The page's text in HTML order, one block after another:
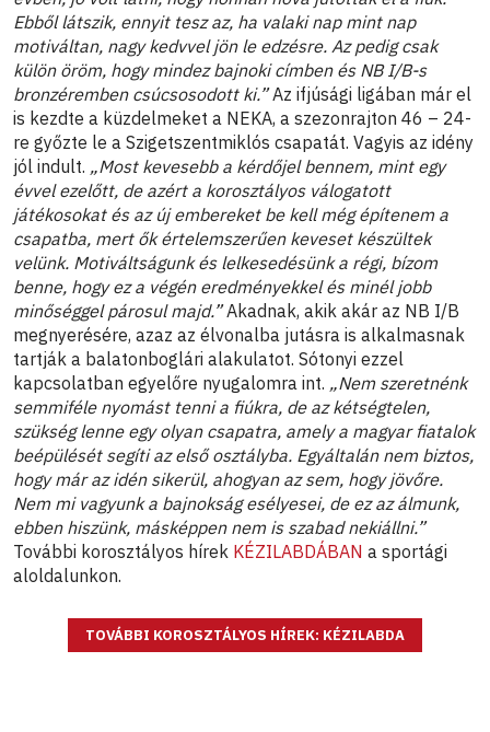
Ebből látszik, ennyit tesz az, ha valaki nap mint nap
motiváltan, nagy kedvvel jön le edzésre. Az pedig csak
külön öröm, hogy mindez bajnoki címben és NB I/B-s
bronzéremben csúcsosodott ki.”Az ifjúsági ligában már el
is kezdte a küzdelmeket a NEKA, a szezonrajton 46 – 24-
re győzte le a Szigetszentmiklós csapatát. Vagyis az idény
jól indult. „Most kevesebb a kérdőjel bennem, mint egy
évvel ezelőtt, de azért a korosztályos válogatott
játékosokat és az új embereket be kell még építenem a
csapatba, mert ők értelemszerűen keveset készültek
velünk. Motiváltságunk és lelkesedésünk a régi, bízom
benne, hogy ez a végén eredményekkel és minél jobb
minőséggel párosul majd.”Akadnak, akik akár az NB I/B
megnyerésére, azaz az élvonalba jutásra is alkalmasnak
tartják a balatonboglári alakulatot. Sótonyi ezzel
kapcsolatban egyelőre nyugalomra int. „Nem szeretnénk
semmiféle nyomást tenni a fiúkra, de az kétségtelen,
szükség lenne egy olyan csapatra, amely a magyar fiatalok
beépülését segíti az első osztályba. Egyáltalán nem biztos,
hogy már az idén sikerül, ahogyan az sem, hogy jövőre.
Nem mi vagyunk a bajnokság esélyesei, de ez az álmunk,
ebben hiszünk, másképpen nem is szabad nekiállni.”
További korosztályos hírek KÉZILABDÁBAN a sportági
aloldalunkon.
TOVÁBBI KOROSZTÁLYOS HÍREK: KÉZILABDA